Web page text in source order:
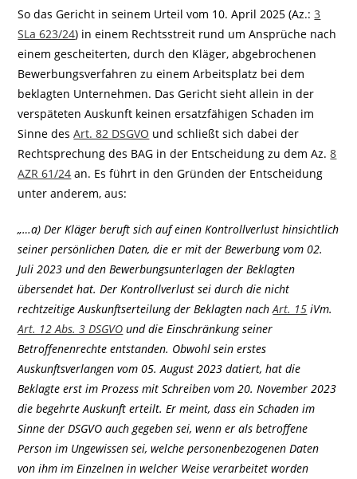
So das Gericht in seinem Urteil vom 10. April 2025 (Az.:3
SLa 623/24) in einem Rechtsstreit rund um Ansprüche nach
einem gescheiterten, durch den Kläger, abgebrochenen
Bewerbungsverfahren zu einem Arbeitsplatz bei dem
beklagten Unternehmen. Das Gericht sieht allein in der
verspäteten Auskunft keinen ersatzfähigen Schaden im
Sinne desArt. 82 DSGVO und schließt sich dabei der
Rechtsprechung des BAG in der Entscheidung zu dem Az.8
AZR 61/24 an. Es führt in den Gründen der Entscheidung
unter anderem, aus:
„…a) Der Kläger beruft sich auf einen Kontrollverlust hinsichtlich
seiner persönlichen Daten, die er mit der Bewerbung vom 02.
Juli 2023 und den Bewerbungsunterlagen der Beklagten
übersendet hat. Der Kontrollverlust sei durch die nicht
rechtzeitige Auskunftserteilung der Beklagten nachArt. 15 iVm.
Art. 12 Abs. 3 DSGVO und die Einschränkung seiner
Betroffenenrechte entstanden. Obwohl sein erstes
Auskunftsverlangen vom 05. August 2023 datiert, hat die
Beklagte erst im Prozess mit Schreiben vom 20. November 2023
die begehrte Auskunft erteilt. Er meint, dass ein Schaden im
Sinne der DSGVO auch gegeben sei, wenn er als betroffene
Person im Ungewissen sei, welche personenbezogenen Daten
von ihm im Einzelnen in welcher Weise verarbeitet worden